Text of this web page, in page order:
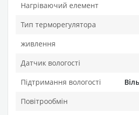
Нагріваючий елемент
Тип терморегулятора
живлення
Датчик вологості
Підтримання вологості
Повітрообмін